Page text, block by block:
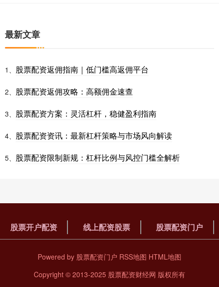
最新文章
1、 股票配资返佣指南｜低门槛高返佣平台
2、 股票配资返佣攻略：高额佣金速查
3、 股票配资方案：灵活杠杆，稳健盈利指南
4、 股票配资资讯：最新杠杆策略与市场风向解读
5、 股票配资限制新规：杠杆比例与风控门槛全解析
股票开户配资 线上配资股票 股票配资门户
Powered by 股票配资门户 RSS地图 HTML地图
Copyright © 2013-2025 股票配资财经网 版权所有